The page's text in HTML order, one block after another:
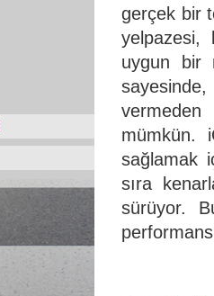
gerçek bir
yelpazesi,
uygun bir
mümkün.
sağlamak
sıra
sürüyor.